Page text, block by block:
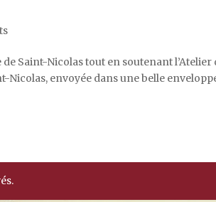
Saint-Nicolas tout en soutenant l’Atelier
envoyée dans une belle